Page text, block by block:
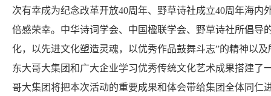
次有幸成为纪念改革开放40周年、野草诗社成立40周年海内
倍感荣幸。中华诗词学会、中国楹联学会、野草诗社所倡导
化，以先进文化塑造灵魂，以优秀作品鼓舞斗志”的精神以
东大哥大集团和广大企业学习优秀传统文化艺术成果搭建了
哥大集团将把本次活动的重要成果和体会带给集团全体同仁